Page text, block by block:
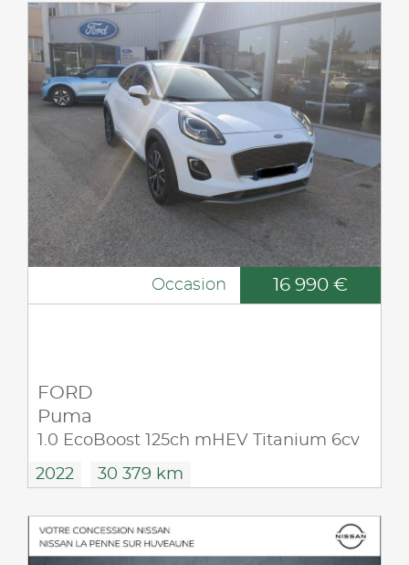
Occasion 16 990 €
FORD
Puma
1.0 EcoBoost 125ch mHEV Titanium 6cv
2022 30 379 km